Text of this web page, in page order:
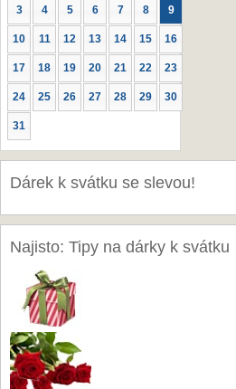
3 4 5 6 7 8 9
10 11 12 13 14 15 16
17 18 19 20 21 22 23
24 25 26 27 28 29 30
31
Dárek k svátku se slevou!
Najisto: Tipy na dárky k svátku